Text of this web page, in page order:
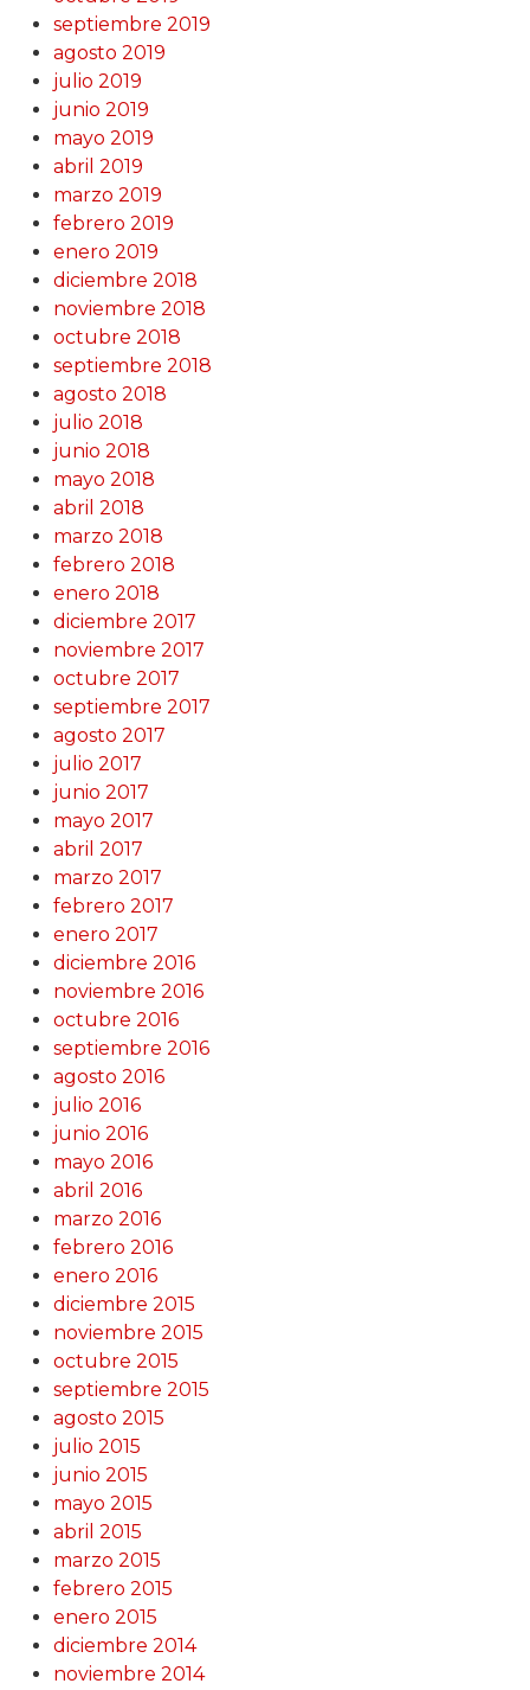
septiembre 2019
agosto 2019
julio 2019
junio 2019
mayo 2019
abril 2019
marzo 2019
febrero 2019
enero 2019
diciembre 2018
noviembre 2018
octubre 2018
septiembre 2018
agosto 2018
julio 2018
junio 2018
mayo 2018
abril 2018
marzo 2018
febrero 2018
enero 2018
diciembre 2017
noviembre 2017
octubre 2017
septiembre 2017
agosto 2017
julio 2017
junio 2017
mayo 2017
abril 2017
marzo 2017
febrero 2017
enero 2017
diciembre 2016
noviembre 2016
octubre 2016
septiembre 2016
agosto 2016
julio 2016
junio 2016
mayo 2016
abril 2016
marzo 2016
febrero 2016
enero 2016
diciembre 2015
noviembre 2015
octubre 2015
septiembre 2015
agosto 2015
julio 2015
junio 2015
mayo 2015
abril 2015
marzo 2015
febrero 2015
enero 2015
diciembre 2014
noviembre 2014